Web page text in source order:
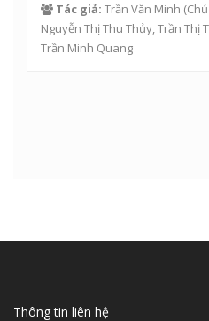
Tác giả: Trần Văn Minh
Nguyễn Thị Thu Thủy,Trần Thị
Trần Minh Quang
Thông tin liên hệ